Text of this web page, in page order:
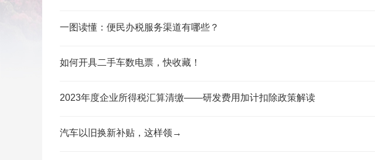
一图读懂：便民办税服务渠道有哪些？
如何开具二手车数电票，快收藏！
2023年度企业所得税汇算清缴——研发费用加计扣除政策解读
汽车以旧换新补贴，这样领→